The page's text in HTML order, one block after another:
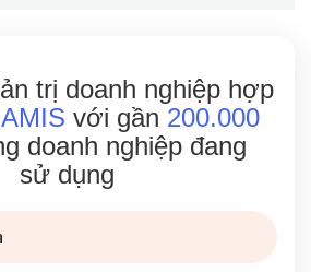
trị doanh nghiệp hợp
với gần 200.000
doanh nghiệp đang
sử dụng